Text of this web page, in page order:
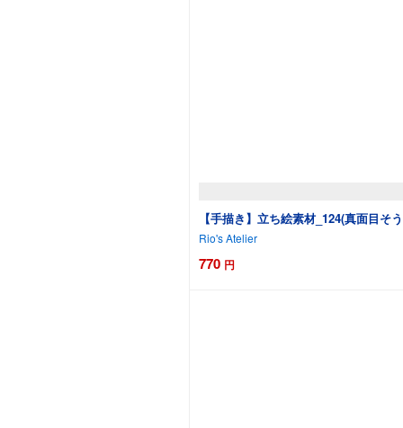
【手描き】立ち絵素材_124(真面目
Rio's Atelier
770 円